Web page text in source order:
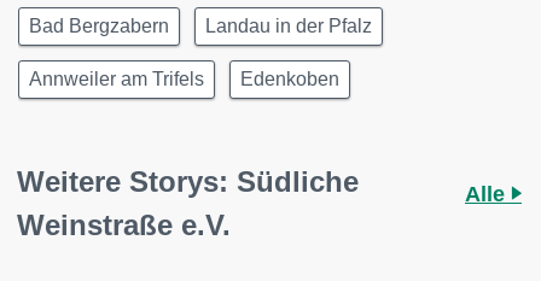
Bad Bergzabern Landau in der Pfalz
Annweiler am Trifels Edenkoben
Weitere Storys: Südliche
Weinstraße e.V.
Alle